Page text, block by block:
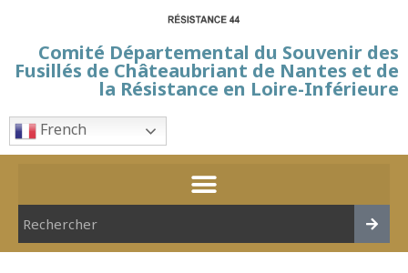
Comité Départemental du Souvenir des
Fusillés de Châteaubriant de Nantes et de
la Résistance en Loire-Inférieure
French